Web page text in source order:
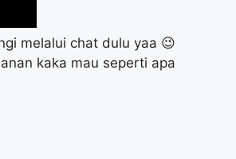
melalui chat dulu yaa 😉
kaka mau seperti apa